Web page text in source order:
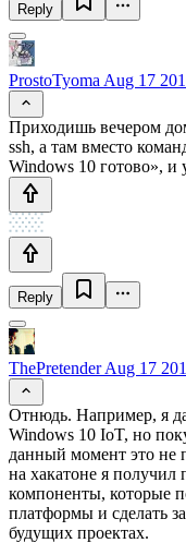
Reply
ProstoTyoma Aug 17
Приходишь вечером
ssh, а там вместо
Windows 10 готово», и
Reply
ThePretenderAug 17
Отнюдь. Например, я
Windows 10 IoT, но
данный момент это не
на хакатоне я получил
компоненты, которые
платформы и сделать
будущих проектах.